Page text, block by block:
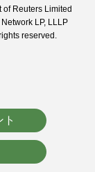
Reuters Limited
LP, LLLP
reserved.